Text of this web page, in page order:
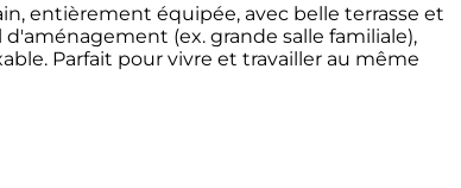
entièrement équipée, avec belle terrasse et
(ex. grande salle familiale),
Parfait pour vivre et travailler au même